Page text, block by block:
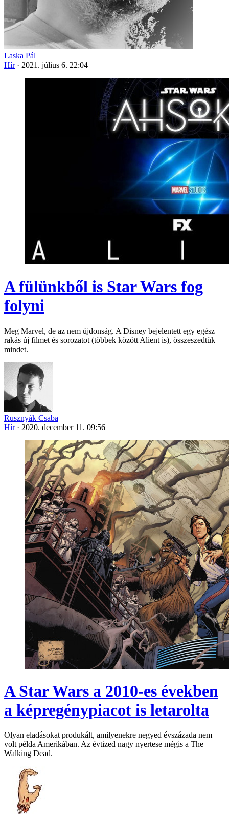
Laska Pál
Hír · 2021. július 6. 22:04
A fülünkből is Star Wars fog
folyni
Meg Marvel, de az nem újdonság. A Disney bejelentett egy egész
rakás új filmet és sorozatot (többek között Alient is), összeszedtük
mindet.
Rusznyák Csaba
Hír · 2020. december 11. 09:56
A Star Wars a 2010-es években
a képregénypiacot is letarolta
Olyan eladásokat produkált, amilyenekre negyed évszázada nem
volt példa Amerikában. Az évtized nagy nyertese mégis a The
Walking Dead.